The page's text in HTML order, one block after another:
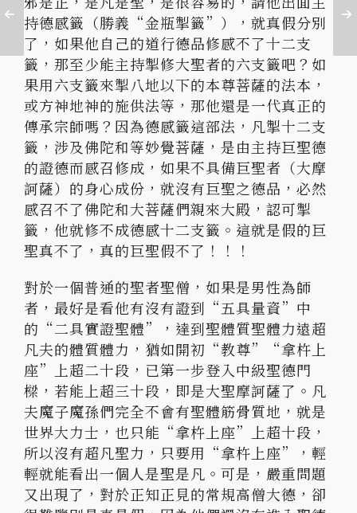
持德感籤（勝義“金瓶掣籤”），就真假分別
了，如果他自己的道行德品修感不了十二支
籤，那至少能主持掣修大聖者的六支籤吧？如
果用六支籤來掣八地以下的本尊菩薩的法本，
或方神地神的施供法等，那他還是一代真正的
傳承宗師嗎？因為德感籤這部法，凡掣十二支
籤，涉及佛陀和等妙覺菩薩，是由主持巨聖德
的證德而感召修成，如果不具備巨聖者（大摩
訶薩）的身心成份，就沒有巨聖之德品，必然
感召不了佛陀和大菩薩們親來大殿，認可掣
籤，他就修不成德感十二支籤。這就是假的巨
聖真不了，真的巨聖假不了！！！
對於一個普通的聖者聖僧，如果是男性為師
者，最好是看他有沒有證到“五具量資”中
的“二具實證聖體”，達到聖體質聖體力遠超
凡夫的體質體力，猶如開初“教尊”“拿杵上
座”上超二十段，已第一步登入中級聖德門
樑，若能上超三十段，即是大聖摩訶薩了。凡
夫魔子魔孫們完全不會有聖體筋骨質地，就是
世界大力士，也只能“拿杵上座”上超十段，
所以沒有超凡聖力，只要用“拿杵上座”，輕
輕就能看出一個人是聖是凡。可是，嚴重問題
又出現了，對於正知正見的常規高僧大德，卻